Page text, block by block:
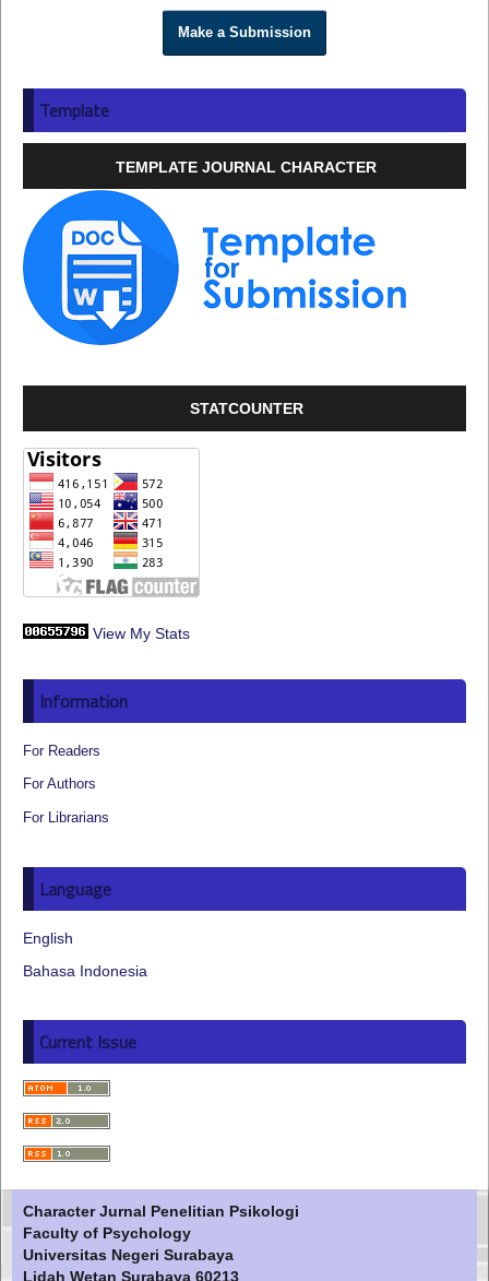
Make a Submission
Template
TEMPLATE JOURNAL CHARACTER
STATCOUNTER
View My Stats
Information
For Readers
For Authors
For Librarians
Language
English
Bahasa Indonesia
Current Issue
Character Jurnal Penelitian Psikologi
Faculty of Psychology
Universitas Negeri Surabaya
Lidah Wetan Surabaya 60213